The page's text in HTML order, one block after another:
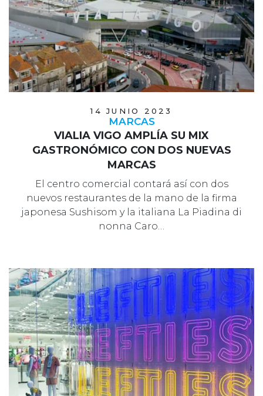
14 JUNIO 2023
MARCAS
VIALIA VIGO AMPLÍA SU MIX
GASTRONÓMICO CON DOS NUEVAS
MARCAS
El centro comercial contará así con dos
nuevos restaurantes de la mano de la firma
japonesa Sushisom y la italiana La Piadina di
nonna Caro…